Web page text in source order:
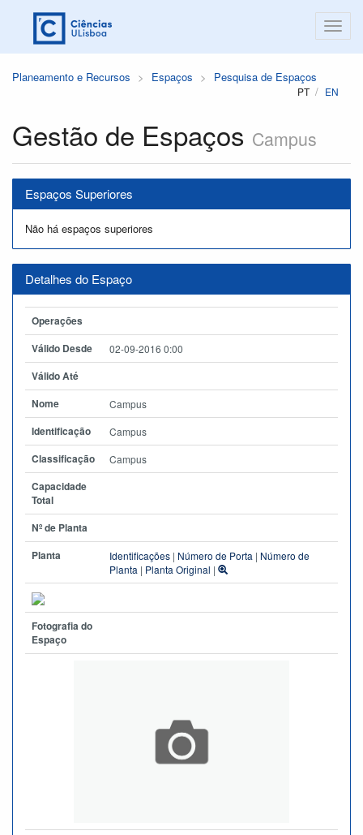
Planeamento e Recursos Espaços Pesquisa de Espaços
PT EN
Gestão de Espaços Campus
Espaços Superiores
Não há espaços superiores
Detalhes do Espaço
Operações
Válido Desde
02-09-2016 0:00
Válido Até
Nome
Campus
Identificação Campus
Classificação Campus
Capacidade
Total
Nº de Planta
Planta
Identificações | Número de Porta | Número de
Planta | Planta Original |
Fotografia do
Espaço